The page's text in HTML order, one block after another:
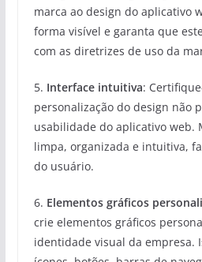
marca ao design do aplicativo
forma visível e garanta que
com as diretrizes de uso da
5. Interface intuitiva:
personalização do design não
usabilidade do aplicativo web.
limpa, organizada e intuitiva,
do usuário.
6. Elementos gráficos
crie elementos gráficos
identidade visual da empresa.